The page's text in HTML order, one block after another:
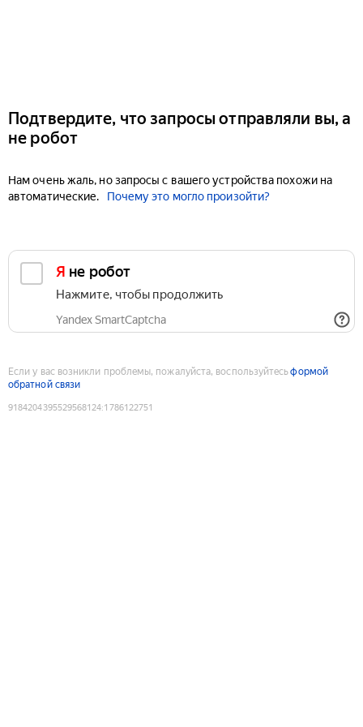
Подтвердите, что запросы отправляли вы, а
не робот
Нам очень жаль, но запросы с вашего устройства похожи на
автоматические.
Почему это могло произойти?
Я не робот
Нажмите, чтобы продолжить
Yandex SmartCaptcha
Если у вас возникли проблемы, пожалуйста, воспользуйтесьформой
обратной связи
9184204395529568124:1786122751